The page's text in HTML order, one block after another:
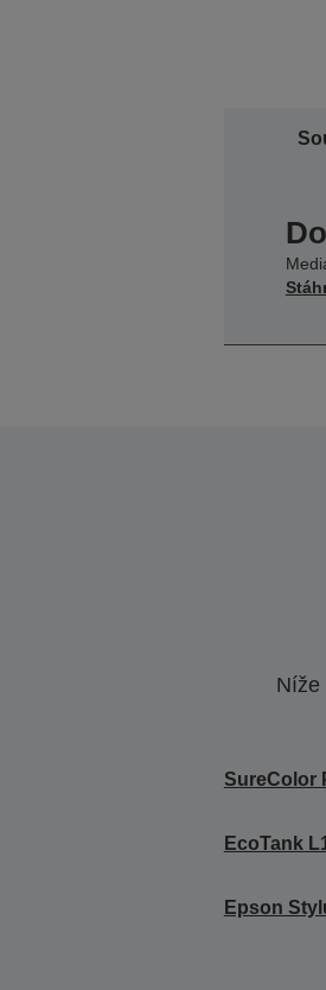
Níže
SureColor
EcoTank
Epson